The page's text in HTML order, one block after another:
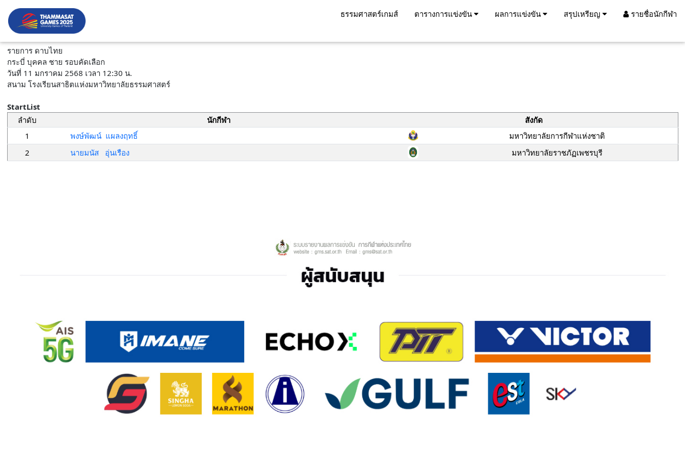
ธรรมศาสตร์เกมส์ ตารางการแข่งขัน ผลการแข่งขัน สรุปเหรียญ รายชื่อนักกีฬา
รายการ ดาบไทย
กระบี่ บุคคล ชาย รอบคัดเลือก
วันที่ 11 มกราคม 2568 เวลา 12:30 น.
สนาม โรงเรียนสาธิตแห่งมหาวิทยาลัยธรรมศาสตร์
StartList
ลำดับ
นักกีฬา
สังกัด
1
พงษ์พัฒน์ แผลงฤทธิ์
มหาวิทยาลัยการกีฬาแห่งชาติ
2
นายมนัส อุ่นเรือง มหาวิทยาลัยราชภัฏเพชรบุรี